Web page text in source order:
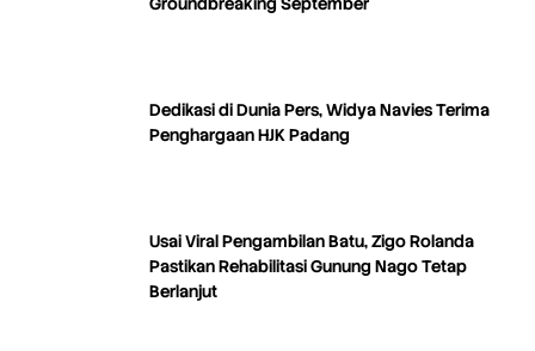
Dedikasi di Dunia Pers, Widya Navies Terima
Penghargaan HJK Padang
Usai Viral Pengambilan Batu, Zigo Rolanda
Pastikan Rehabilitasi Gunung Nago Tetap
Berlanjut